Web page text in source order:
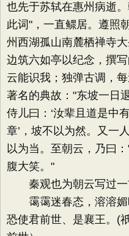
也先于苏轼在惠州病逝
此词"，一直鳏居。遵照
州西湖孤山南麓栖禅寺
边筑六如亭以纪念，撰
云能识我；独弹古调，
著名的典故："东坡一日
侍儿曰：‘汝辈且道是中
章’，坡不以为然。又一
以为当。至朝云，乃曰
腹大笑。"
秦观也为朝云写过一
霭霭迷春态，溶溶媚
恐使君前世、是襄王。(